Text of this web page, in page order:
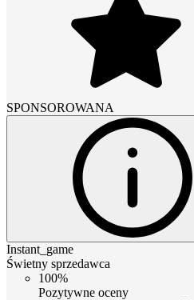
SPONSOROWANA
Instant_game
Świetny sprzedawca
100%
Pozytywne oceny